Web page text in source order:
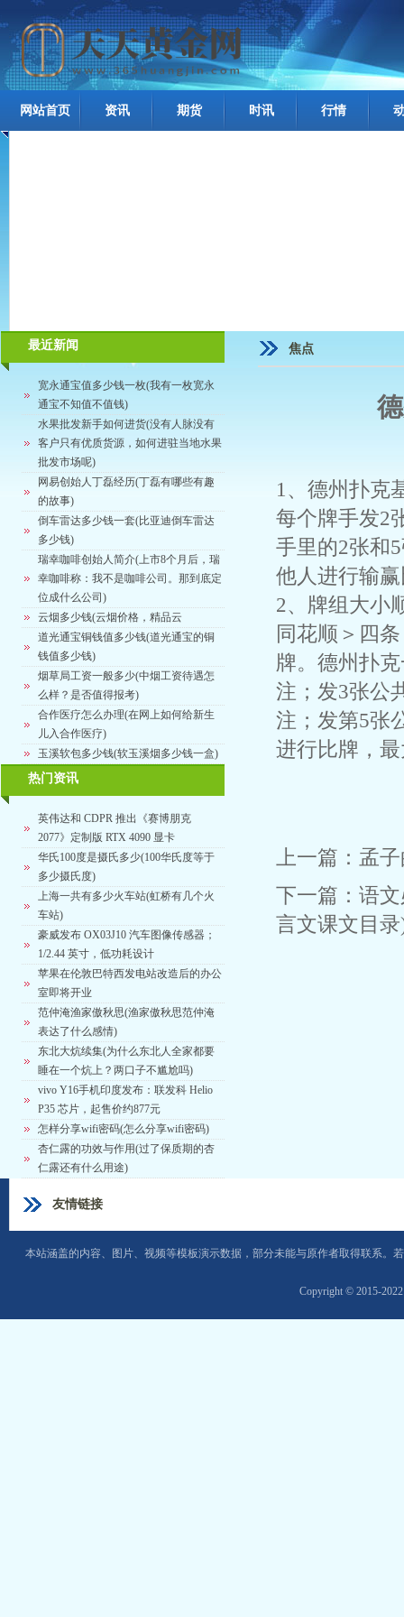
网站首页 资讯 期货 时讯 行情
最近新闻
宽永通宝值多少钱一枚(我有一枚宽永
通宝不知值不值钱)
水果批发新手如何进货(没有人脉没有
客户只有优质货源，如何进驻当地水果
批发市场呢)
网易创始人丁磊经历(丁磊有哪些有趣
的故事)
倒车雷达多少钱一套(比亚迪倒车雷达
多少钱)
瑞幸咖啡创始人简介(上市8个月后，瑞
幸咖啡称：我不是咖啡公司。那到底定
位成什么公司)
云烟多少钱(云烟价格，精品云
道光通宝铜钱值多少钱(道光通宝的铜
钱值多少钱)
烟草局工资一般多少(中烟工资待遇怎
么样？是否值得报考)
合作医疗怎么办理(在网上如何给新生
儿入合作医疗)
玉溪软包多少钱(软玉溪烟多少钱一盒)
热门资讯
英伟达和 CDPR 推出《赛博朋克
2077》定制版 RTX 4090 显卡
华氏100度是摄氏多少(100华氏度等于
多少摄氏度)
上海一共有多少火车站(虹桥有几个火
车站)
豪威发布 OX03J10 汽车图像传感器；
1/2.44 英寸，低功耗设计
苹果在伦敦巴特西发电站改造后的办公
室即将开业
范仲淹渔家傲秋思(渔家傲秋思范仲淹
表达了什么感情)
东北大炕续集(为什么东北人全家都要
睡在一个炕上？两口子不尴尬吗)
vivo Y16手机印度发布：联发科 Helio
P35 芯片，起售价约877元
怎样分享wifi密码(怎么分享wifi密码)
杏仁露的功效与作用(过了保质期的杏
仁露还有什么用途)
焦点
1、德州扑克
每个牌手发2
手里的2张和
他人进行输
2、牌组大小
同花顺＞四
牌。德州扑
注；发3张公
注；发第5张
进行比牌，
上一篇： 孟
下一篇： 语
言文课文目
友情链接
本站涵盖的内容、图片、视频等模板演示数据，部分未能与原作者取得联系。
Copyright © 2015-